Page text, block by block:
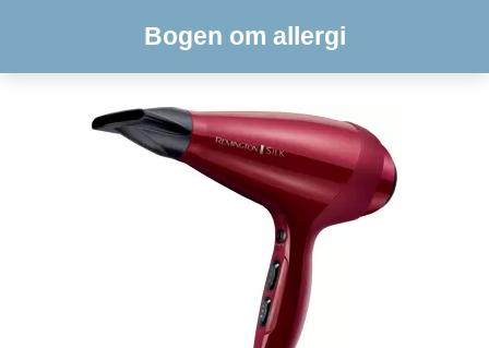
Bogen om allergi